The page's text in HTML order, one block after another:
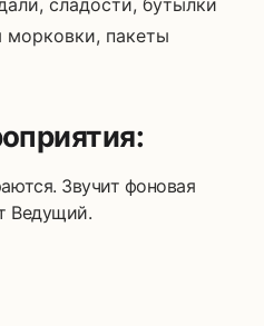
морковки, пакеты
Звучит фоновая
Ведущий.